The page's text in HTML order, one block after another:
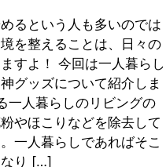
るという人も多いのでは
を整えることは、日々の
すよ！ 今回は一人暮らし
グッズについて紹介しま
一人暮らしのリビングの
やほこりなどを除去して
一人暮らしであればそこ
なり […]